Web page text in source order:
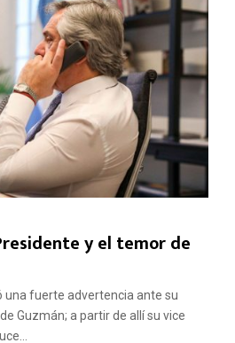
y el temor de
una fuerte advertencia ante su
Guzmán; a partir de allí su vice